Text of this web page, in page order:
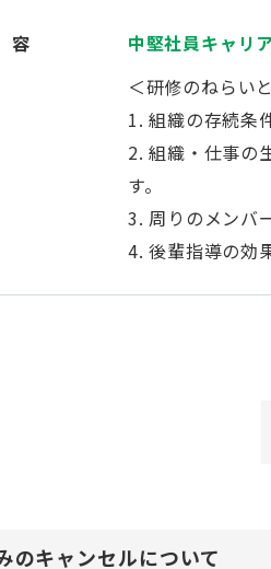
容 中堅社員キャリ
＜研修のねらい
1. 組織の存続条
2. 組織・仕事の
す。
3. 周りのメンバ
4. 後輩指導の効
のキャンセルについて